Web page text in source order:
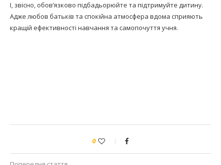
І, звісно, обов’язково підбадьорюйте та підтримуйте дитину.
Адже любов батьків та спокійна атмосфера вдома сприяють
кращій ефективності навчання та самопочуття учня.
0